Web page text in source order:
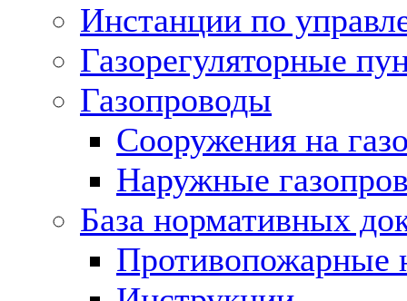
Инстанции по
Газорегуляторные
Газопроводы
Сооружения на
Наружные
База нормативных
Противопожарные